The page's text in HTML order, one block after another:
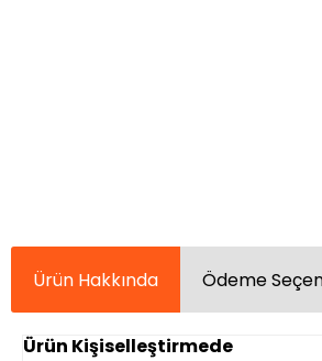
Ürün Hakkında Ödeme
Ürün Kişiselleştirmede